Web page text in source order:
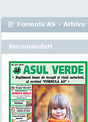
Formula AS › Arhiva
Recomandari